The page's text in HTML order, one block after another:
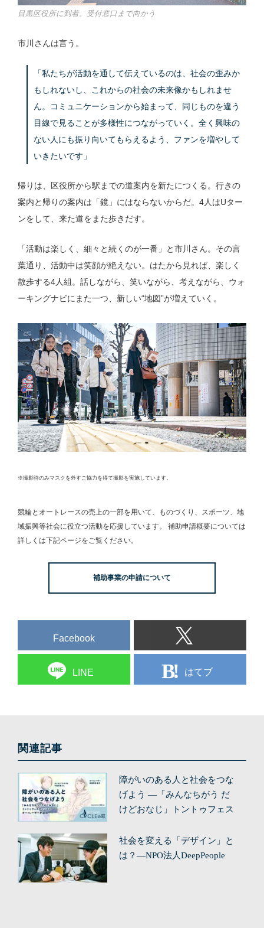
目黒区役所に到着。受付窓口まで向かう
市川さんは言う。
「私たちが活動を通して伝えているのは、社会の歪みか
もしれないし、これからの社会の未来像かもしれませ
ん。コミュニケーションから始まって、同じものを違う
目線で見ることが多様性につながっていく。全く興味の
ない人にも振り向いてもらえるよう、ファンを増やして
いきたいです」
帰りは、区役所から駅までの道案内を新たにつくる。行きの
案内と帰りの案内は「鏡」にはならないからだ。4人はUター
ンをして、来た道をまた歩きだす。
「活動は楽しく、細々と続くのが一番」と市川さん。その言
葉通り、活動中は笑顔が絶えない。はたから見れば、楽しく
散歩する4人組。話しながら、笑いながら、考えながら、ウォ
ーキングナビにまた一つ、新しい“地図”が増えていく。
※撮影時のみマスクを外すご協力を得て撮影を実施しています。
競輪とオートレースの売上の一部を用いて、
ものづくり、スポーツ、地
域振興等社会に役立つ活動を応援しています。
補助申請概要については
詳しくは下記ページをご覧ください。
補助事業の申請について
Facebook
LINE はてブ
関連記事
障がいのある人と社会をつな
げよう ―「みんなちがう だ
けどおなじ」トントゥフェス
訪問 ―
社会を変える「デザイン」と
は？—NPO法人DeepPeople